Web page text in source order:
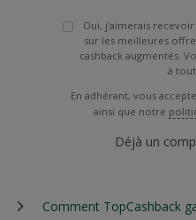
Oui, j'aimerais recevoir
sur les meilleures
cashback augmentés.
à
En adhérant, vous
ainsi que notre
Déjà un
Comment TopCashback